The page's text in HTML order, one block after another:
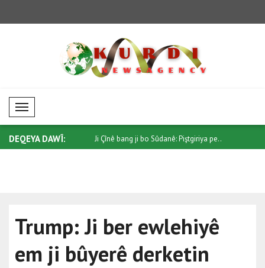
Mobil Menü
DEQEYA DAWÎ:
bo Sûdanê: Piştgiriya pe.. Trump ji Senatoyê re bang kir ku
Trump: Ji ber ewlehiyê
em ji bûyerê derketin